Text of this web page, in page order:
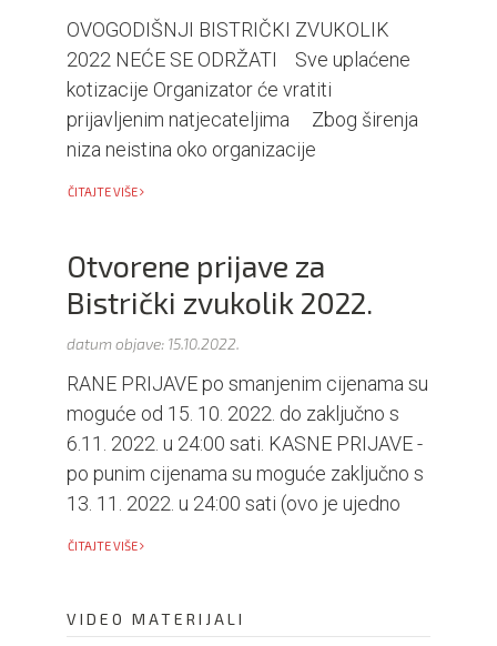
OVOGODIŠNJI BISTRIČKI ZVUKOLIK
2022 NEĆE SE ODRŽATI Sve uplaćene
kotizacije Organizator će vratiti
prijavljenim natjecateljima Zbog širenja
niza neistina oko organizacije
ČITAJTE VIŠE
Otvorene prijave za
Bistrički zvukolik 2022.
datum objave: 15.10.2022.
RANE PRIJAVE po smanjenim cijenama su
moguće od 15. 10. 2022. do zaključno s
6.11. 2022. u 24:00 sati. KASNE PRIJAVE -
po punim cijenama su moguće zaključno s
13. 11. 2022. u 24:00 sati (ovo je ujedno
ČITAJTE VIŠE
VIDEO MATERIJALI